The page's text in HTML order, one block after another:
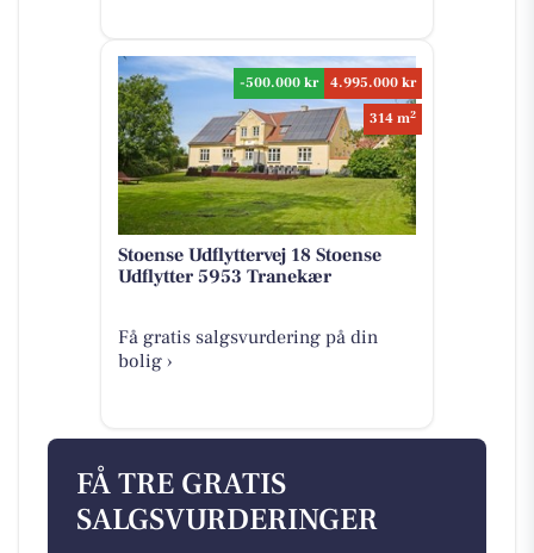
-500.000 kr
4.995.000 kr
314 m2
Stoense Udflyttervej 18 Stoense
Udflytter 5953 Tranekær
Få gratis salgsvurdering på din
bolig ›
FÅ TRE GRATIS
SALGSVURDERINGER